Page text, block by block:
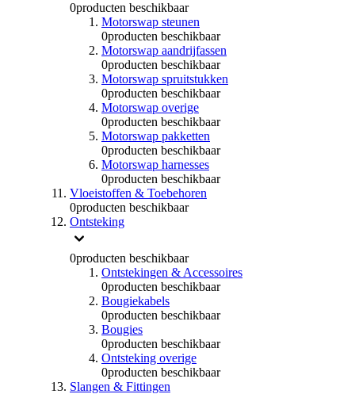
0producten beschikbaar
Motorswap steunen
0producten beschikbaar
Motorswap aandrijfassen
0producten beschikbaar
Motorswap spruitstukken
0producten beschikbaar
Motorswap overige
0producten beschikbaar
Motorswap pakketten
0producten beschikbaar
Motorswap harnesses
0producten beschikbaar
Vloeistoffen & Toebehoren
0producten beschikbaar
Ontsteking
0producten beschikbaar
Ontstekingen & Accessoires
0producten beschikbaar
Bougiekabels
0producten beschikbaar
Bougies
0producten beschikbaar
Ontsteking overige
0producten beschikbaar
Slangen & Fittingen